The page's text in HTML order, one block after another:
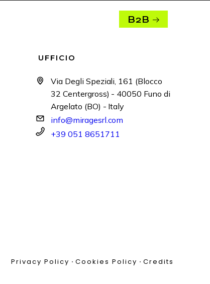
B2B
UFFICIO
Via Degli Speziali, 161 (Blocco
32 Centergross) - 40050 Funo di
Argelato (BO) - Italy
info@miragesrl.com
+39 051 8651711
Privacy Policy •Cookies Policy • Credits